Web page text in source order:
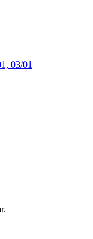
03/01